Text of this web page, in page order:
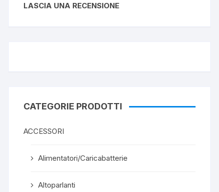
LASCIA UNA RECENSIONE
CATEGORIE PRODOTTI
ACCESSORI
Alimentatori/Caricabatterie
Altoparlanti